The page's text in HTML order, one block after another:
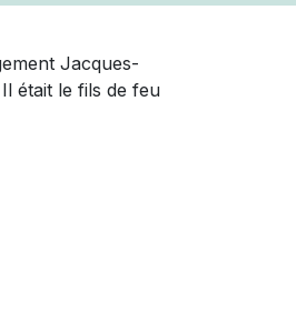
Jacques-
était le fils de feu